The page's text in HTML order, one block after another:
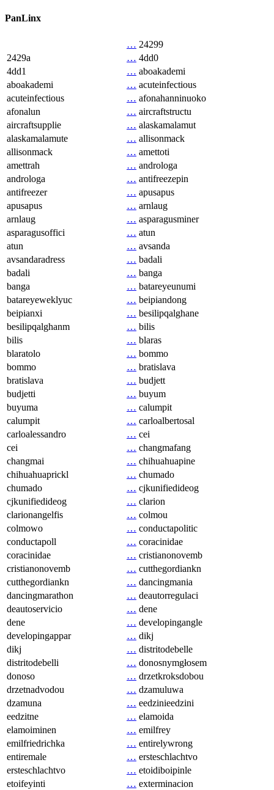
PanLinx
… 24299
2429a
… 4dd0
4dd1
… aboakademi
aboakademi
… acuteinfectious
acuteinfectious
… afonahanninuoko
afonalun
… aircraftstructu
aircraftsupplie
… alaskamalamut
alaskamalamute
… allisonmack
allisonmack
… amettoti
amettrah
… androloga
androloga
… antifreezepin
antifreezer
… apusapus
apusapus
… arnlaug
arnlaug
… asparagusminer
asparagusoffici
… atun
atun
… avsanda
avsandaradress
… badali
badali
… banga
banga
… batareyeunumi
batareyeweklyuc
… beipiandong
beipianxi
… besilipqalghane
besilipqalghanm
… bilis
bilis
… blaras
blaratolo
… bommo
bommo
… bratislava
bratislava
… budjett
budjetti
… buyum
buyuma
… calumpit
calumpit
… carloalbertosal
carloalessandro
… cei
cei
… changmafang
changmai
… chihuahuapine
chihuahuaprickl
… chumado
chumado
… cjkunifiedideog
cjkunifiedideog
… clarion
clarionangelfis
… colmou
colmowo
… conductapolitic
conductapoll
… coracinidae
coracinidae
… cristianonovemb
cristianonovemb
… cutthegordiankn
cutthegordiankn
… dancingmania
dancingmarathon
… deautorregulaci
deautoservicio
… dene
dene
… developingangle
developingappar
… dikj
dikj
… distritodebelle
distritodebelli
… donosnymgłosem
donoso
… drzetkroksdobou
drzetnadvodou
… dzamuluwa
dzamuna
… eedzinieedzini
eedzitne
… elamoida
elamoiminen
… emilfrey
emilfriedrichka
… entirelywrong
entiremale
… ersteschlachtvo
ersteschlachtvo
… etoidiboipinle
etoifeyinti
… exterminacion